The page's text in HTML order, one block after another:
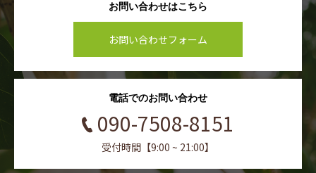
お問い合わせはこちら
お問い合わせフォーム
電話でのお問い合わせ
090-7508-8151
受付時間【9:00 ~ 21:00】